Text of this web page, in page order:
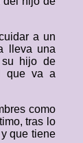
a un
lleva una
su hijo de
que va a
como
tras lo
que tiene